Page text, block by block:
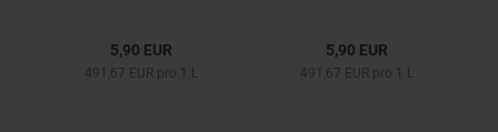
5,90 EUR
491,67 EUR pro 1 L
5,90 EUR
491,67 EUR pro 1 L